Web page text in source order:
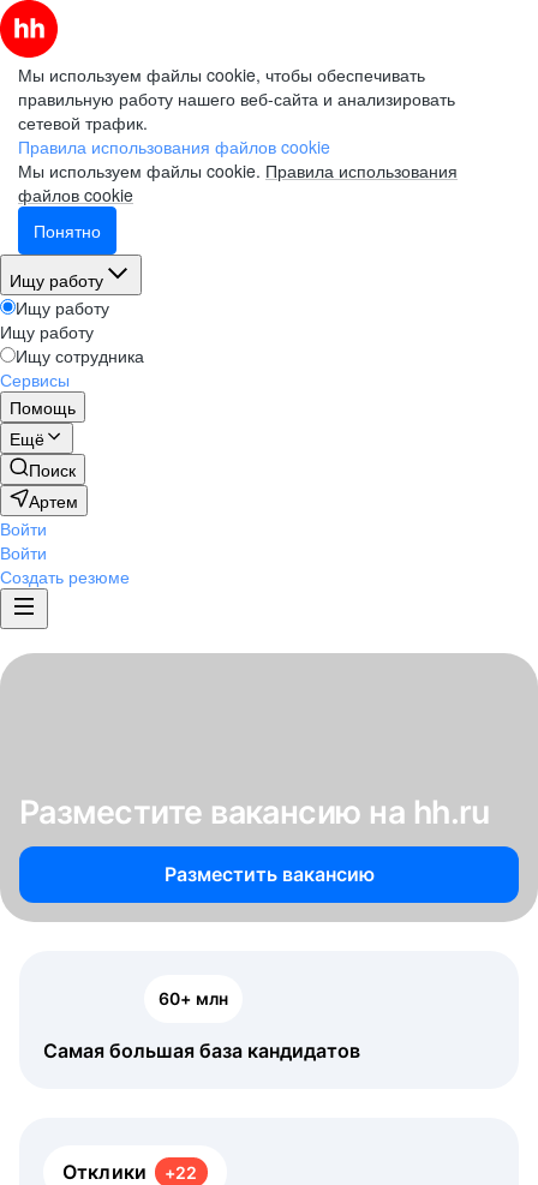
Мы используем файлы cookie, чтобы обеспечивать
правильную работу нашего веб-сайта и анализировать
сетевой трафик.
Правила использования файлов cookie
Мы используем файлы cookie. Правила использования
файлов cookie
Понятно
Ищу работу
Ищу работу
Ищу работу
Ищу сотрудника
Сервисы
Помощь
Ещё
Поиск
Артем
Войти
Войти
Создать резюме
Разместите вакансию на hh.ru
Разместить вакансию
60+ млн
Самая большая база кандидатов
Отклики +22